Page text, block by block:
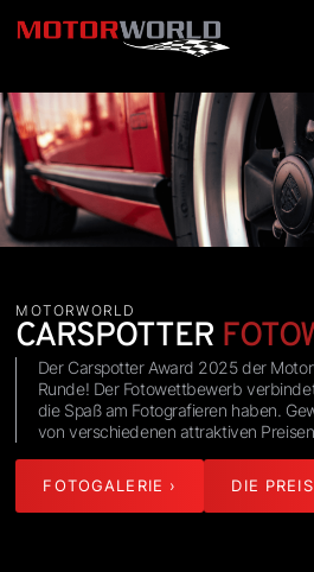
MOTORWORLD
CARSPOTTER
Der Carspotter Award 2025 der
Runde! Der Fotowettbewerb
die Spaß am Fotografieren haben.
von verschiedenen attraktiven
FOTOGALERIE › DIE